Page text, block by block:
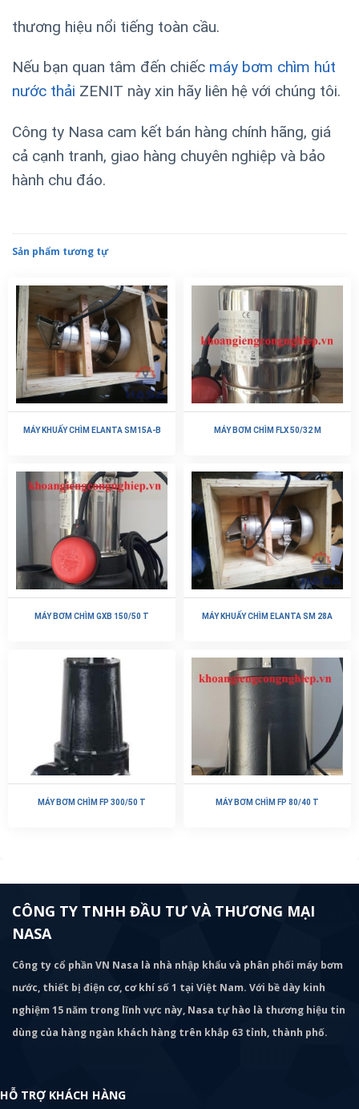
thương hiệu nổi tiếng toàn cầu.
Nếu bạn quan tâm đến chiếc máy bơm chìm hút
nước thải ZENIT này xin hãy liên hệ với chúng tôi.
Công ty Nasa cam kết bán hàng chính hãng, giá
cả cạnh tranh, giao hàng chuyên nghiệp và bảo
hành chu đáo.
Sản phẩm tương tự
MÁY KHUẤY CHÌM ELANTA SM15A-B MÁY BƠM CHÌM FLX 50/32 M
MÁY BƠM CHÌM GXB 150/50 T MÁY KHUẤY CHÌM ELANTA SM 28A
MÁY BƠM CHÌM FP 300/50 T MÁY BƠM CHÌM FP 80/40 T
CÔNG TY TNHH ĐẦU TƯ VÀ THƯƠNG MẠI
NASA
Công ty cổ phần VN Nasa là nhà nhập khẩu và phân phối máy bơm
nước, thiết bị điện cơ, cơ khí số 1 tại Việt Nam. Với bề dày kinh
nghiệm 15 năm trong lĩnh vực này, Nasa tự hào là thương hiệu tin
dùng của hàng ngàn khách hàng trên khắp 63 tỉnh, thành phố.
HỖ TRỢ KHÁCH HÀNG